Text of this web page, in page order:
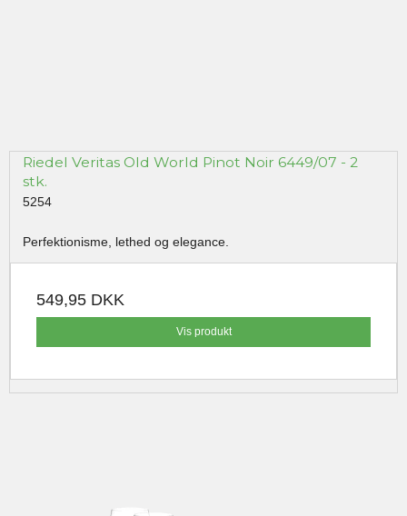
Riedel Veritas Old World Pinot Noir 6449/07 - 2
stk.
5254
Perfektionisme, lethed og elegance.
549,95 DKK
Vis produkt